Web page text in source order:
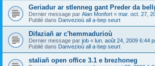
Geriadur ar stlenneg gant Preder da
Dernier message par Alan Monfort « mar. oct. 27,
Publié dans Danvezioù all a-bep seurt
Difaziañ ar c'hemmadurioù
Dernier message par job « lun. août 24, 2009 6:44
Publié dans Danvezioù all a-bep seurt
staliañ open office 3.1 e brezhoneg